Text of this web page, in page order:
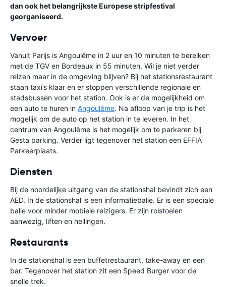
dan ook het belangrijkste Europese stripfestival
georganiseerd.
Vervoer
Vanuit Parijs is Angoulême in 2 uur en 10 minuten te bereiken
met de TGV en Bordeaux in 55 minuten. Wil je niet verder
reizen maar in de omgeving blijven? Bij het stationsrestaurant
staan taxi’s klaar en er stoppen verschillende regionale en
stadsbussen voor het station. Ook is er de mogelijkheid om
een auto te huren in Angoulême. Na afloop van je trip is het
mogelijk om de auto op het station in te leveren. In het
centrum van Angoulême is het mogelijk om te parkeren bij
Gesta parking. Verder ligt tegenover het station een EFFIA
Parkeerplaats.
Diensten
Bij de noordelijke uitgang van de stationshal bevindt zich een
AED. In de stationshal is een informatiebalie. Er is een speciale
balie voor minder mobiele reizigers. Er zijn rolstoelen
aanwezig, liften en hellingen.
Restaurants
In de stationshal is een buffetrestaurant, take-away en een
bar. Tegenover het station zit een Speed Burger voor de
snelle trek.